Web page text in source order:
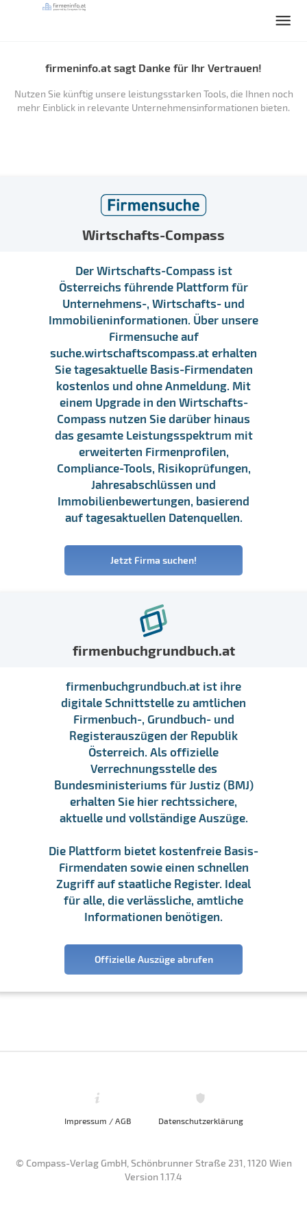
firmeninfo.at sagt Danke für Ihr Vertrauen!
Nutzen Sie künftig unsere leistungsstarken Tools, die Ihnen noch
mehr Einblick in relevante Unternehmensinformationen bieten.
Wirtschafts-Compass
Der Wirtschafts-Compass ist
Österreichs führende Plattform für
Unternehmens-, Wirtschafts- und
Immobilieninformationen. Über unsere
Firmensuche auf
suche.wirtschaftscompass.at erhalten
Sie tagesaktuelle Basis-Firmendaten
kostenlos und ohne Anmeldung. Mit
einem Upgrade in den Wirtschafts-
Compass nutzen Sie darüber hinaus
das gesamte Leistungsspektrum mit
erweiterten Firmenprofilen,
Compliance-Tools, Risikoprüfungen,
Jahresabschlüssen und
Immobilienbewertungen, basierend
auf tagesaktuellen Datenquellen.
Jetzt Firma suchen!
firmenbuchgrundbuch.at
firmenbuchgrundbuch.at ist ihre
digitale Schnittstelle zu amtlichen
Firmenbuch-, Grundbuch- und
Registerauszügen der Republik
Österreich. Als offizielle
Verrechnungsstelle des
Bundesministeriums für Justiz (BMJ)
erhalten Sie hier rechtssichere,
aktuelle und vollständige Auszüge.
Die Plattform bietet kostenfreie Basis-
Firmendaten sowie einen schnellen
Zugriff auf staatliche Register. Ideal
für alle, die verlässliche, amtliche
Informationen benötigen.
Offizielle Auszüge abrufen
Impressum / AGB Datenschutzerklärung
© Compass-Verlag GmbH, Schönbrunner Straße 231, 1120 Wien
Version 1.17.4